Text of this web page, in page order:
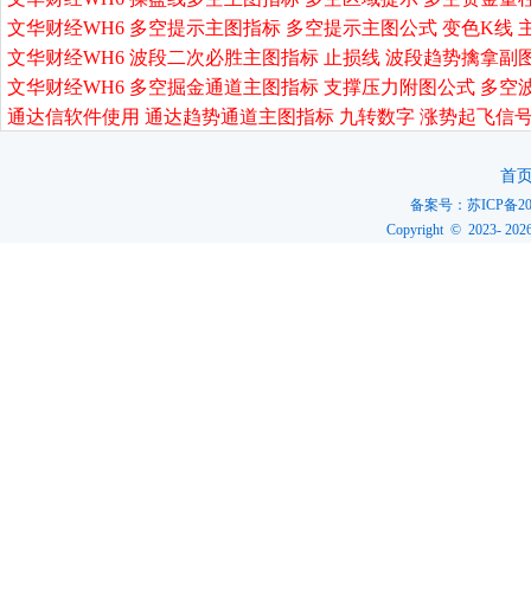
文华财经WH6 多空提示主图指标 多空提示主图公式 变色K线
文华财经WH6 波段二次必胜主图指标 止损线 波段趋势擒拿副
文华财经WH6 多空掘金通道主图指标 支撑压力附图公式 多空
通达信软件使用 通达趋势通道主图指标 九转数字 涨势起飞信
首
备案号：苏ICP备
Copyright © 2023-